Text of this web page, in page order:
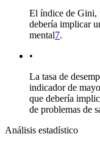
El índice de Gini,
debería implicar
mental7.
•
La tasa de
indicador de
que debería
de problemas de
Análisis estadístico